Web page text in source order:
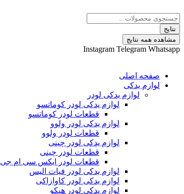
به
محتوا
Search
...نتایج
مشاهده همه نتایج
Instagram Telegram Whatsapp
صفحه اصلی
لوازم یدکی
لوازم یدکی لودر
لوازم یدکی لودر کوماتسو
قطعات لودر کوماتسو
لوازم یدکی لودر ولوو
قطعات لودر ولوو
لوازم یدکی لودر چینی
قطعات لودر چینی
قطعات لودر ایکس سی ام جی xcmg
لوازم یدکی لودر فیات الیس
لوازم یدکی لودر کاوازاکی
لوازم یدکی لودر هپکو